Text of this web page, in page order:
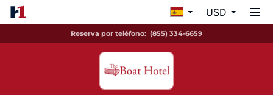
USD
Reserva por teléfono: (855) 334-6659